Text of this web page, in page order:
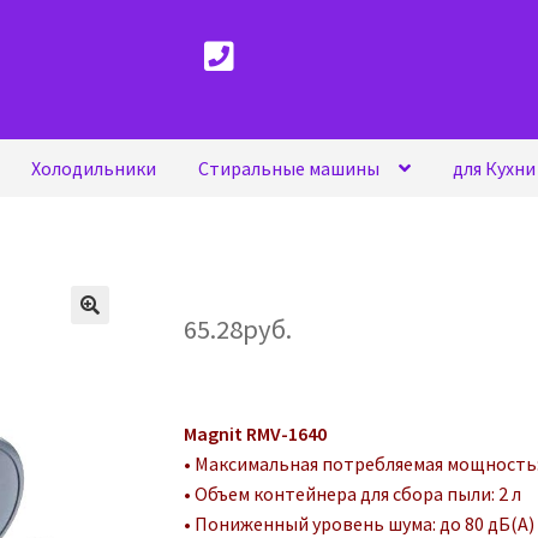
Холодильники Стиральные машины для Кухни
65.28руб.
Magnit RMV-1640
• Максимальная потребляемая
• Объем контейнера для сбора пыли: 2 л
• Пониженный уровень шума: до 80 дБ(А)